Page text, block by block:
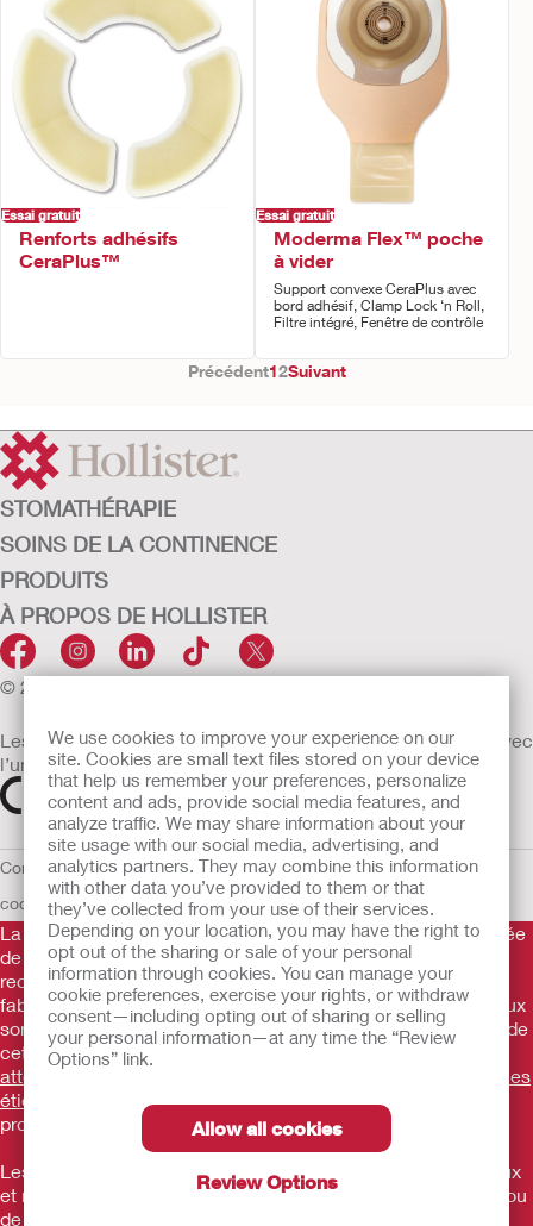
We use cookies to improve your experience on our
site. Cookies are small text files stored on your device
that help us remember your preferences, personalize
content and ads, provide social media features, and
analyze traffic. We may share information about your
site usage with our social media, advertising, and
analytics partners. They may combine this information
with other data you’ve provided to them or that
they’ve collected from your use of their services.
Depending on your location, you may have the right to
opt out of the sharing or sale of your personal
information through cookies. You can manage your
cookie preferences, exercise your rights, or withdraw
consent—including opting out of sharing or selling
your personal information—at any time the “Review
Options” link.
Allow all cookies
Review Options
Essai gratuit
Renforts adhésifs
CeraPlus™
Essai gratuit
Moderma Flex™ poche
à vider
Support convexe CeraPlus avec
bord adhésif, Clamp Lock ‘n Roll,
Filtre intégré, Fenêtre de contrôle
Précédent12Suivant
STOMATHÉRAPIE
SOINS DE LA CONTINENCE
PRODUITS
À PROPOS DE HOLLISTER
© 2026 Hollister Incorporated
Les dispositifs médicaux vendus dans l’UE sont marqués avec
l’un des symboles suivants selon le besoin
Conditions d'utilisationPolitique de confidentialitéUtilisation des
cookies UE Avis au Dénonciateur
La Gamme de produits Hollister stomathérapie est constituée
de dispositifs d’appareillage d’une stomie permettant le
recueil des effluents. Il s’agit de dispositifs médicaux
fabriqués par Hollister Incorporated. Ces dispositifs médicaux
sont des produits de santé règlementés qui portent, au titre de
cette règlementation, le marquage CE.Consultez
attentivement les instructions figurant sur les notices et/ou les
étiquetages.
Consultez votre médecin ou tout autre
professionnel compétent.
Les informations fournies ne sont pas des conseils médicaux
et ne visent pas à remplacer les conseils de votre médecin ou
de tout autre professionnel de santé compétent. Ces